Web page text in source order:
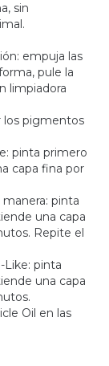
sin
empuja las
pule la
limpiadora
los pigmentos
pinta primero
capa fina por
pinta
una capa
Repite el
Like: pinta
una capa
Oil en las